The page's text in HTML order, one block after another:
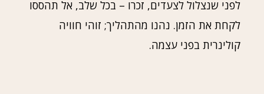
לפני שנצלול לצעדים, זכרו – בכל שלב, אל תהססו
לקחת את הזמן. נהנו מהתהליך; זוהי חוויה
קולינרית בפני עצמה.